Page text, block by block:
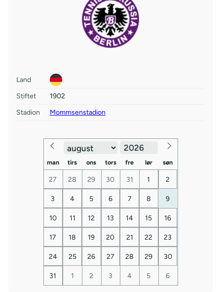
Land
Stiftet
1902
Stadion
Mommsenstadion
man tirs ons tors fre lør søn
27 28 29 30 31 1 2
3 4 5 6 7 8 9
10 11 12 13 14 15 16
17 18 19 20 21 22 23
24 25 26 27 28 29 30
31 1 2 3 4 5 6